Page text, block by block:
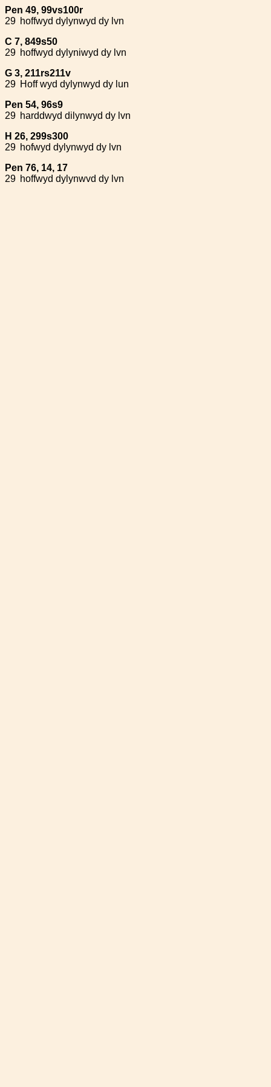
Pen 49, 99vs100r
29 hoffwyd dylynwyd dy lvn
C 7, 849s50
29 hoffwyd dylyniwyd dy lvn
G 3, 211rs211v
29 Hoff wyd dylynwyd dy lun
Pen 54, 96s9
29 harddwyd dilynwyd dy lvn
H 26, 299s300
29 hofwyd dylynwyd dy lvn
Pen 76, 14, 17
29 hoffwyd dylynwvd dy lvn